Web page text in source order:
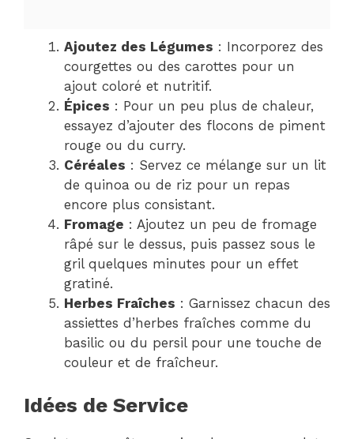
Ajoutez des Légumes : Incorporez des
courgettes ou des carottes pour un
ajout coloré et nutritif.
Épices : Pour un peu plus de chaleur,
essayez d’ajouter des flocons de piment
rouge ou du curry.
Céréales : Servez ce mélange sur un lit
de quinoa ou de riz pour un repas
encore plus consistant.
Fromage : Ajoutez un peu de fromage
râpé sur le dessus, puis passez sous le
gril quelques minutes pour un effet
gratiné.
Herbes Fraîches : Garnissez chacun des
assiettes d’herbes fraîches comme du
basilic ou du persil pour une touche de
couleur et de fraîcheur.
Idées de Service